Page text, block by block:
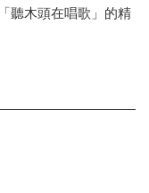
聽木頭在唱歌」的精